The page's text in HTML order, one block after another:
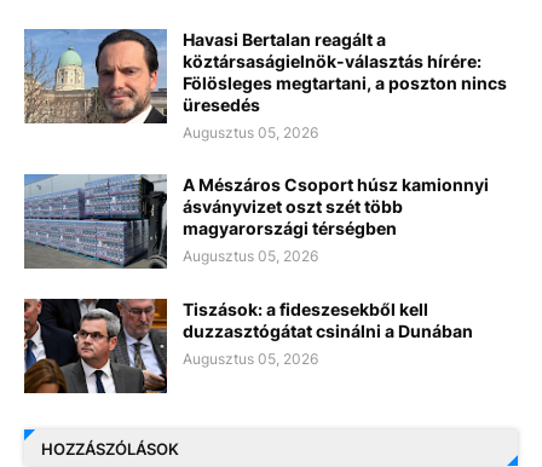
Havasi Bertalan reagált a
köztársaságielnök-választás hírére:
Fölösleges megtartani, a poszton nincs
üresedés
Augusztus 05, 2026
A Mészáros Csoport húsz kamionnyi
ásványvizet oszt szét több
magyarországi térségben
Augusztus 05, 2026
Tiszások: a fideszesekből kell
duzzasztógátat csinálni a Dunában
Augusztus 05, 2026
HOZZÁSZÓLÁSOK